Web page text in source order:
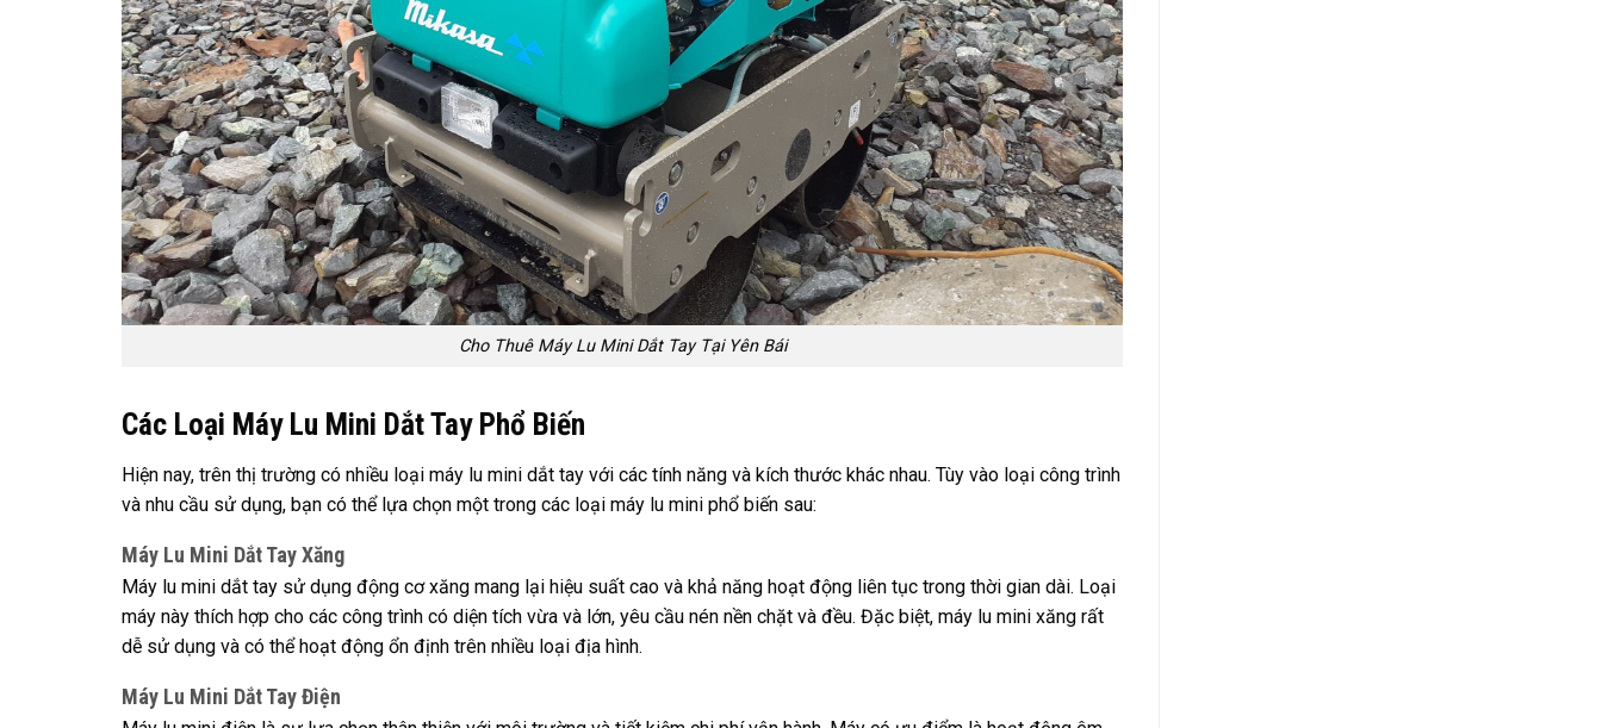
Cho Thuê Máy Lu Mini Dắt Tay Tại Yên Bái
Các Loại Máy Lu Mini Dắt Tay Phổ Biến
Hiện nay, trên thị trường có nhiều loại máy lu mini dắt tay với các tính năng và kích thước khác nhau. Tùy vào loại công trình
và nhu cầu sử dụng, bạn có thể lựa chọn một trong các loại máy lu mini phổ biến sau:
Máy Lu Mini Dắt Tay Xăng
Máy lu mini dắt tay sử dụng động cơ xăng mang lại hiệu suất cao và khả năng hoạt động liên tục trong thời gian dài. Loại
máy này thích hợp cho các công trình có diện tích vừa và lớn, yêu cầu nén nền chặt và đều. Đặc biệt, máy lu mini xăng rất
dễ sử dụng và có thể hoạt động ổn định trên nhiều loại địa hình.
Máy Lu Mini Dắt Tay Điện